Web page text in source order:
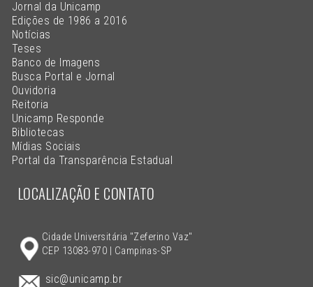
Jornal da Unicamp
Edições de 1986 a 2016
Notícias
Teses
Banco de Imagens
Busca Portal e Jornal
Ouvidoria
Reitoria
Unicamp Responde
Bibliotecas
Mídias Sociais
Portal da Transparência Estadual
LOCALIZAÇÃO E CONTATO
Cidade Universitária "Zeferino Vaz"
CEP 13083-970 | Campinas-SP
sic@unicamp.br